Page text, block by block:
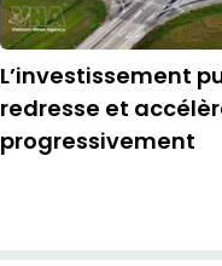
L’investissement
redresse et
progressivement